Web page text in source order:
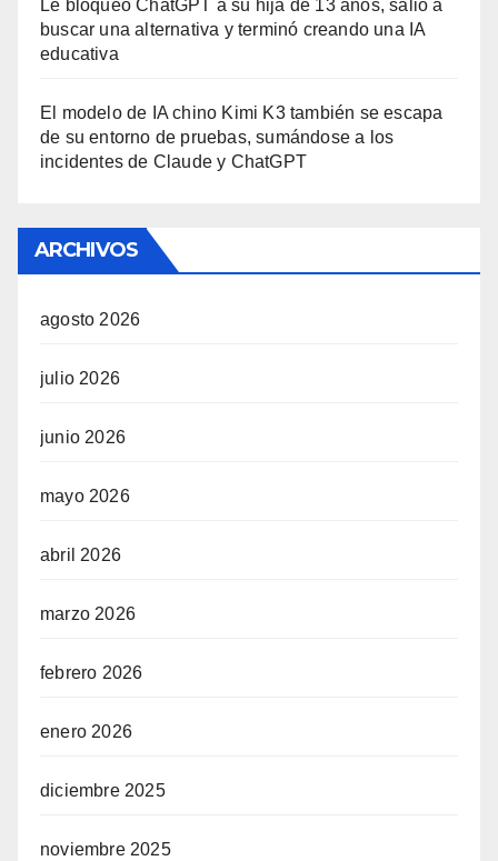
Le bloqueó ChatGPT a su hija de 13 años, salió a
buscar una alternativa y terminó creando una IA
educativa
El modelo de IA chino Kimi K3 también se escapa
de su entorno de pruebas, sumándose a los
incidentes de Claude y ChatGPT
ARCHIVOS
agosto 2026
julio 2026
junio 2026
mayo 2026
abril 2026
marzo 2026
febrero 2026
enero 2026
diciembre 2025
noviembre 2025